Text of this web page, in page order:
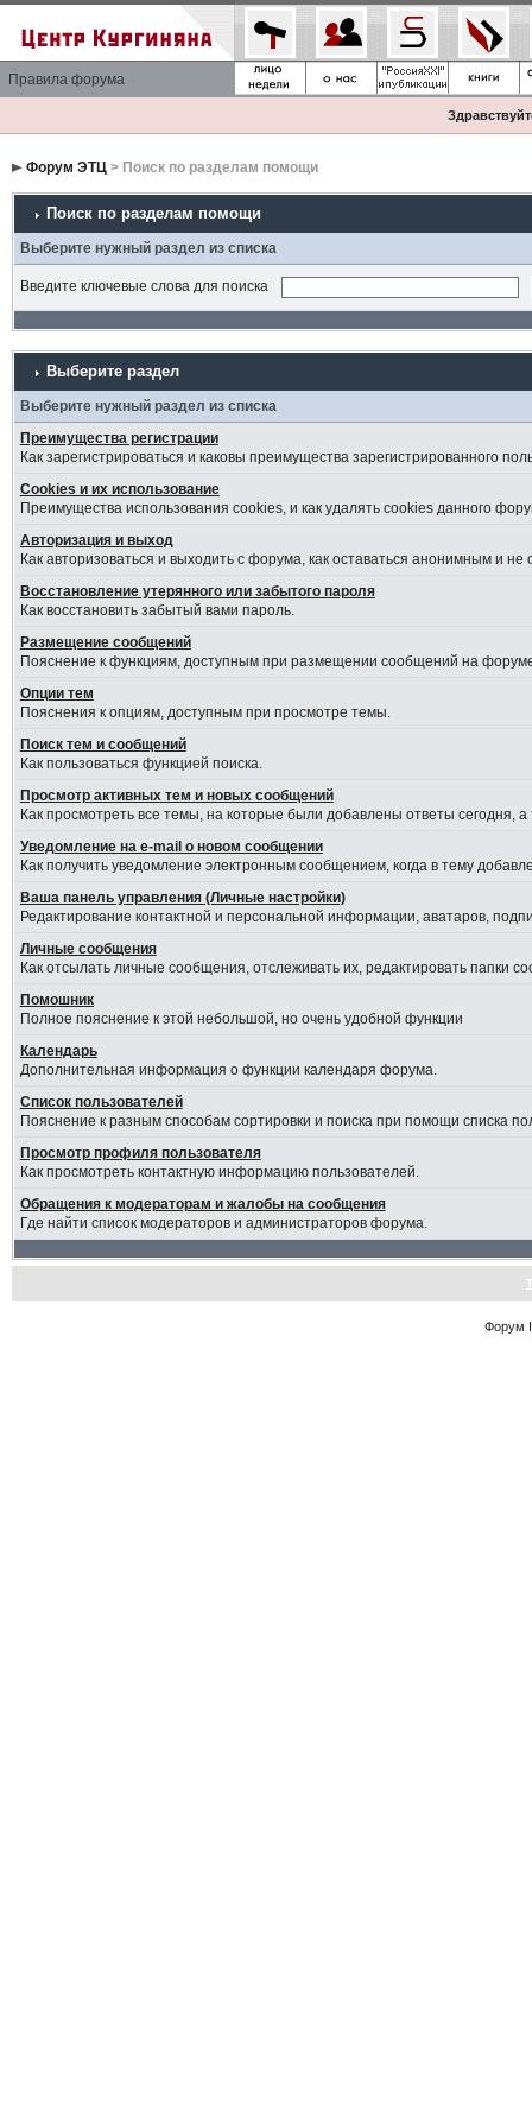
Правила форума
Форум ЭТЦ> Поиск по разделам помощи
Поиск по разделам помощи
Выберите нужный раздел из списка
Введите ключевые слова для поиска
Выберите раздел
Выберите нужный раздел из списка
Преимущества регистрации
Как зарегистрироваться и каковы преимущества зарегистрированного
Cookies и их использование
Преимущества использования cookies, и как удалять cookies данного
Авторизация и выход
Как авторизоваться и выходить с форума, как оставаться анонимным и
Восстановление утерянного или забытого пароля
Как восстановить забытый вами пароль.
Размещение сообщений
Пояснение к функциям, доступным при размещении сообщений на
Опции тем
Пояснения к опциям, доступным при просмотре темы.
Поиск тем и сообщений
Как пользоваться функцией поиска.
Просмотр активных тем и новых сообщений
Как просмотреть все темы, на которые были добавлены ответы сегодня,
Уведомление на е-mail о новом сообщении
Как получить уведомление электронным сообщением, когда в тему
Ваша панель управления (Личные настройки)
Редактирование контактной и персональной информации, аватаров,
Личные сообщения
Как отсылать личные сообщения, отслеживать их, редактировать папки
Помошник
Полное пояснение к этой небольшой, но очень удобной функции
Календарь
Дополнительная информация о функции календаря форума.
Список пользователей
Пояснение к разным способам сортировки и поиска при помощи списка
Просмотр профиля пользователя
Как просмотреть контактную информацию пользователей.
Обращения к модераторам и жалобы на сообщения
Где найти список модераторов и администраторов форума.
Форум